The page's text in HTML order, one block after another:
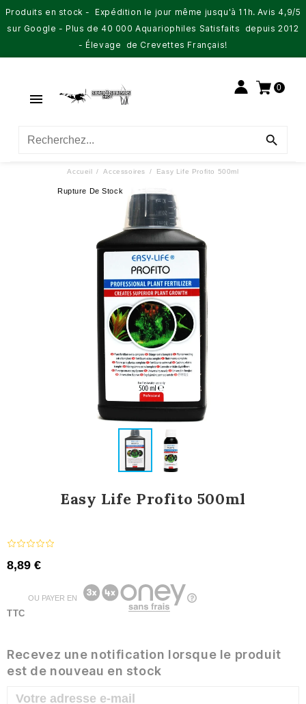
Produits en stock - Expédition le jour même jusqu'à 11h. Avis 4,9/5
sur Google - Plus de 40 000 Aquariophiles Satisfaits depuis 2012
- Élevage de Crevettes Français!

0

Accueil Accessoires Easy Life Profito 500ml
Rupture De Stock
Easy Life Profito 500ml
8,89 €
TTC
OU PAYER EN
Recevez une notification lorsque le produit
est de nouveau en stock